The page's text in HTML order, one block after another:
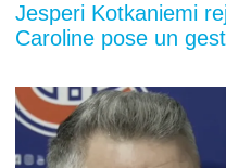
Jesperi Kotkaniemi
Caroline pose un